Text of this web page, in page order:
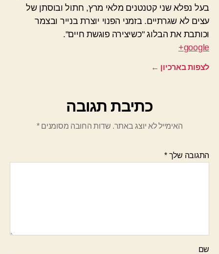
בעל נפלא שני קטנטנים מלאי מרץ, חתול ובוסתן של
עצים לא שגרתיים. בזמני הפנוי יוצרת בנייר ובצמר
וכותבת את הבלוג "כשיצירה פוגשת חיים".
google+
לצפות בארכיון ←
כתיבת תגובה
האימייל לא יוצג באתר. שדות החובה מסומנים*
התגובה שלך*
שם